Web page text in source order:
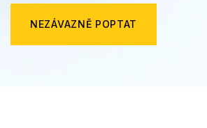
NEZÁVAZNĚ POPTAT